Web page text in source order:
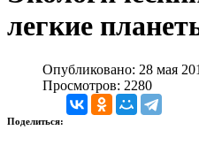
легкие
Опубликовано: 28 мая
Просмотров: 2280
Поделиться: